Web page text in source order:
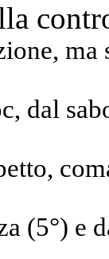
dal
(5°) e